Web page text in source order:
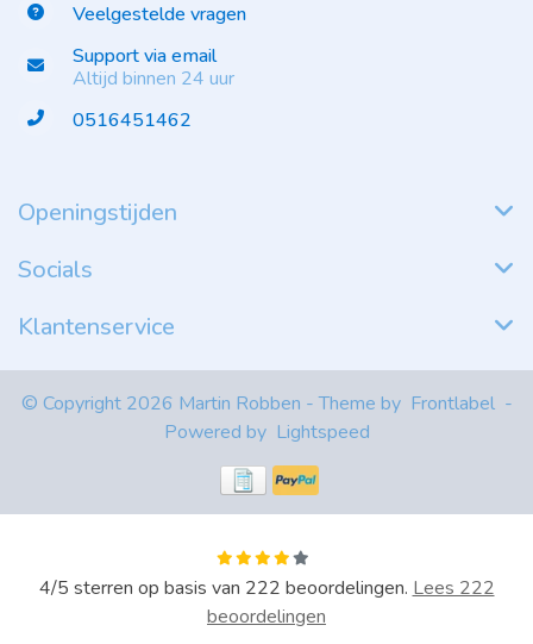
Veelgestelde vragen
Support via email
Altijd binnen 24 uur
0516451462
Openingstijden
Socials
Klantenservice
© Copyright 2026 Martin Robben - Theme by Frontlabel -
Powered by Lightspeed
4/5 sterren op basis van 222 beoordelingen. Lees 222
beoordelingen